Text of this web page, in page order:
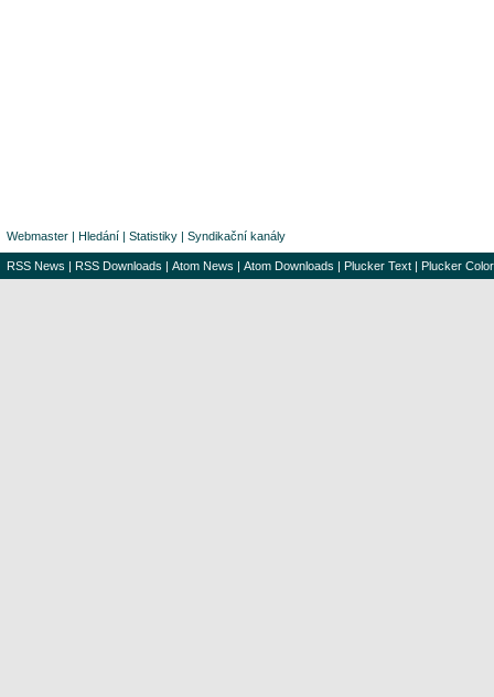
Webmaster | Hledání | Statistiky | Syndikační kanály
RSS News | RSS Downloads | Atom News | Atom Downloads | Plucker Text | Plucker Color